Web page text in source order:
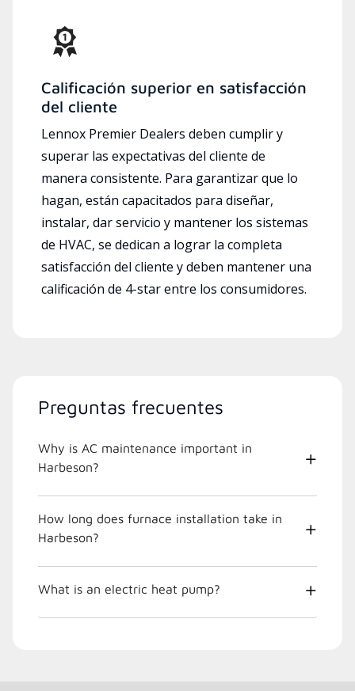
Calificación superior en satisfacción
del cliente
Lennox Premier Dealers deben cumplir y
superar las expectativas del cliente de
manera consistente. Para garantizar que lo
hagan, están capacitados para diseñar,
instalar, dar servicio y mantener los sistemas
de HVAC, se dedican a lograr la completa
satisfacción del cliente y deben mantener una
calificación de 4-star entre los consumidores.
Preguntas frecuentes
Why is AC maintenance important in
Harbeson?
How long does furnace installation take in
Harbeson?
What is an electric heat pump?